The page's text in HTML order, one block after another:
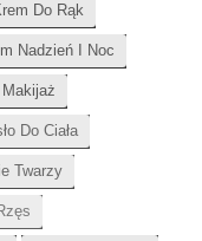
Do Rąk
Nadzień I Noc
Makijaż
Do Ciała
Twarzy